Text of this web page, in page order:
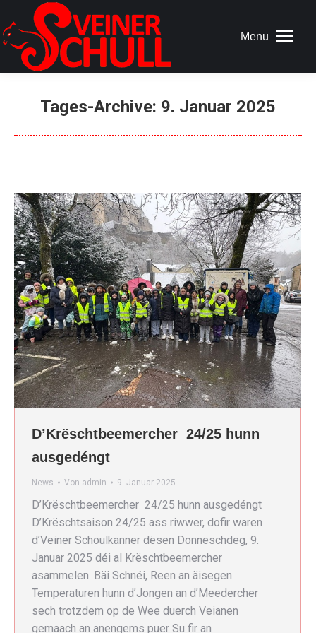
Menu
Tages-Archive: 9. Januar 2025
D’Krëschtbeemercher 24/25 hunn
ausgedéngt
News Von admin 9. Januar 2025
D’Krëschtbeemercher 24/25 hunn ausgedéngt
D’Krëschtsaison 24/25 ass riwwer, dofir waren
d’Veiner Schoulkanner dësen Donneschdeg, 9.
Januar 2025 déi al Krëschtbeemercher
asammelen. Bäi Schnéi, Reen an äisegen
Temperaturen hunn d’Jongen an d’Meedercher
sech trotzdem op de Wee duerch Veianen
gemaach an anengems puer Su fir an